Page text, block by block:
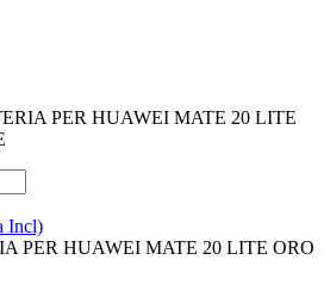
PER HUAWEI MATE 20 LITE
Incl)